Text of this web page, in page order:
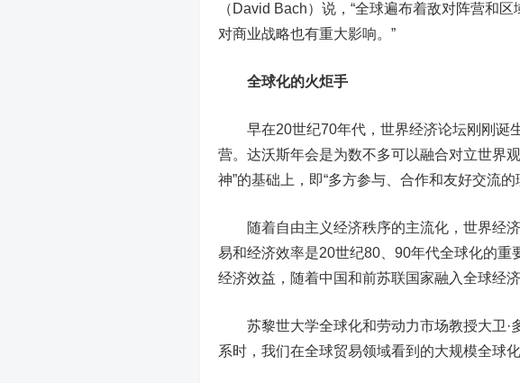
（David Bach）说，“全球遍布着敌对阵营和
对商业战略也有重大影响。”
全球化的火炬手
早在20世纪70年代，世界经济论坛刚刚诞
营。达沃斯年会是为数不多可以融合对立世界
神”的基础上，即“多方参与、合作和友好交流的
随着自由主义经济秩序的主流化，世界经济
易和经济效率是20世纪80、90年代全球化的
经济效益，随着中国和前苏联国家融入全球经
苏黎世大学全球化和劳动力市场教授大卫·
系时，我们在全球贸易领域看到的大规模全球